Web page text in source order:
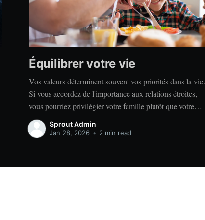
Équilibrer votre vie
Vos valeurs déterminent souvent vos priorités dans la vie.
Si vous accordez de l'importance aux relations étroites,
vous pourriez privilégier votre famille plutôt que votre
indépendance. Si vous accordez de l'importance à la
réussite, vous privilégierez peut-être le travail acharné
Sprout Admin
Jan 28, 2026 • 2 min read